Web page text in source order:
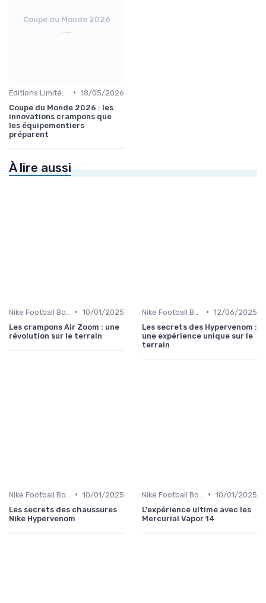
Coupe du Monde 2026
:...
• 18/05/2026
Coupe du Monde 2026 : les
innovations crampons que
les équipementiers
préparent
À lire aussi
• 10/01/2025
Les crampons Air Zoom : une
révolution sur le terrain
• 12/06/2025
Les secrets des Hypervenom :
une expérience unique sur le
terrain
• 10/01/2025
Les secrets des chaussures
Nike Hypervenom
• 10/01/2025
L'expérience ultime avec les
Mercurial Vapor 14